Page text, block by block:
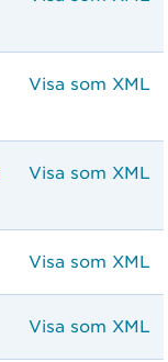
Visa som XML
Visa som XML
Visa som XML
Visa som XML